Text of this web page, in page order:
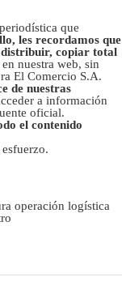
que
les recordamos que
copiar total
nuestra web, sin
El Comercio S.A.
de nuestras
a información
oficial.
el contenido
operación logística